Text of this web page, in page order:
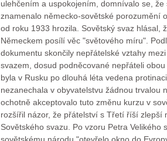
ulehčením a uspokojením, domnívalo se,
znamenalo německo-sovětské porozumění
od roku 1933 hrozila. Sovětský svaz hlásal,
Německem posílí věc "světového míru".
dokumentu skončily nepřátelské vztahy
svazem, dosud podněcované nepřáteli
byla v Rusku po dlouhá léta vedena
nezanechala v obyvatelstvu žádnou trvalou
ochotně akceptovalo tuto změnu kurzu v
rozšířil názor, že přátelství s Třetí říší zlepší
Sovětského svazu. Po vzoru Petra Velikého
sovětskému národu "otevřelo okno do